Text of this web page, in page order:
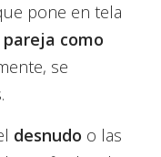
pone en tela
pareja como
se
desnudo o las